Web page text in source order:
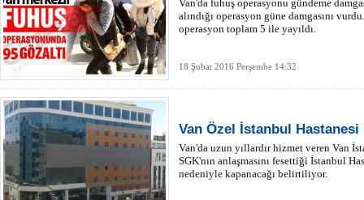
Van'da fuhuş operasyonu gündeme
alındığı operasyon güne damgasını
operasyon toplam 5 ile yayıldı.
18 Şubat 2016 Perşembe 14:32
Van Özel İstanbul Hastanesi
Van'da uzun yıllardır hizmet veren Van
SGK'nın anlaşmasını fesettiği İstanbul
nedeniyle kapanacağı belirtiliyor.